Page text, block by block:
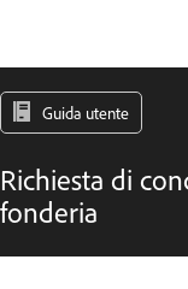
Guida utente
Richiesta di
fonderia